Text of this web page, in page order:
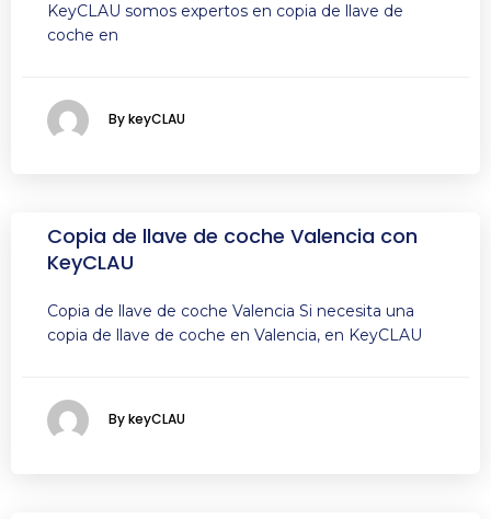
KeyCLAU somos expertos en copia de llave de
coche en
By keyCLAU
Copia de llave de coche Valencia con
KeyCLAU
Copia de llave de coche Valencia Si necesita una
copia de llave de coche en Valencia, en KeyCLAU
By keyCLAU